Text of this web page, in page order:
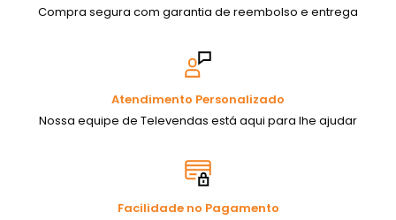
melhores preços do mercado!
e veja gratuitamente aulas e dicas de
artesanato. Você quer ser um empreendedor profissional?
Não deixe de acompanhar nossos canais!
Compra segura com garantia de reembolso e entrega
Atendimento Personalizado
Nossa equipe de Televendas está aqui para lhe ajudar
Facilidade no Pagamento